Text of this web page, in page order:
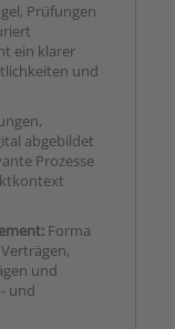
Prüfungen
ein klarer
und
abgebildet
Prozesse
Forma
und
und